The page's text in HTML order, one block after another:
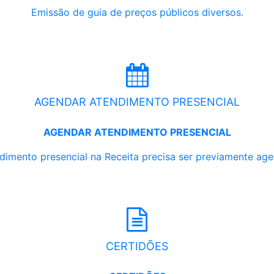
Emissão de guia de preços públicos diversos.
AGENDAR ATENDIMENTO PRESENCIAL
AGENDAR ATENDIMENTO PRESENCIAL
presencial na Receita precisa ser previamente
CERTIDÕES